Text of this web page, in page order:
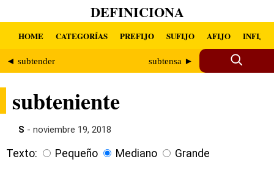
DEFINICIONA
HOME CATEGORÍAS PREFIJO SUFIJO AFIJO INFIJO
◄ subtender subtensa ►
subteniente
S - noviembre 19, 2018
Texto: Pequeño Mediano Grande